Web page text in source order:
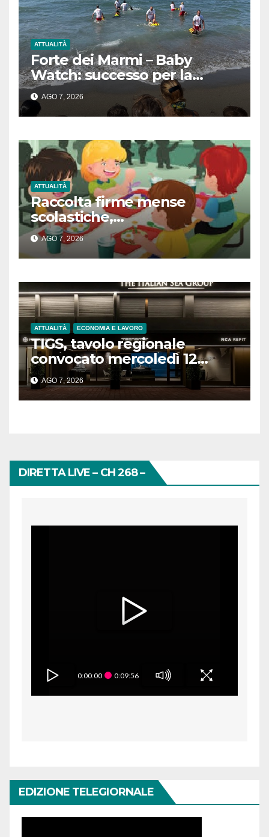
ATTUALITÀ
Forte dei Marmi – Baby
Watch: successo per la
giornata dedicata ai più
piccoli tra sicurezza, mare e
divertimento
AGO 7, 2026
ATTUALITÀ
Raccolta firme mense
scolastiche,
L’Amministrazione rassicura
le famiglie sulla refezione
scolastica
AGO 7, 2026
ATTUALITÀ ECONOMIA E LAVORO
TIGS, tavolo regionale
convocato mercoledì 12
agosto
AGO 7, 2026
DIRETTA LIVE – CH 268 –
0:00:00 0:09:56
EDIZIONE TELEGIORNALE